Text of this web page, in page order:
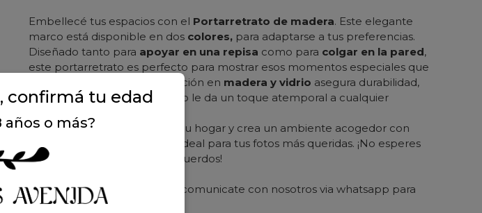
Embellecé tus espacios con el Portarretrato de madera. Este elegante
marco está disponible en dos colores, para adaptarse a tus preferencias.
Diseñado tanto para apoyar en una repisa como para colgar en la pared,
este portarretrato es perfecto para mostrar esos momentos especiales que
deseas recordar. Su construcción en madera y vidrio asegura durabilidad,
mientras que su diseño clásico le da un toque atemporal a cualquier
Agrega un toque personal a tu hogar y crea un ambiente acogedor con
este hermoso portarretrato, ideal para tus fotos más queridas. ¡No esperes
más para decorar con tus recuerdos!
Una vez realizada la compra comunicate con nosotros via whatsapp para
eleccion de colores
confirmá tu edad
años o más?